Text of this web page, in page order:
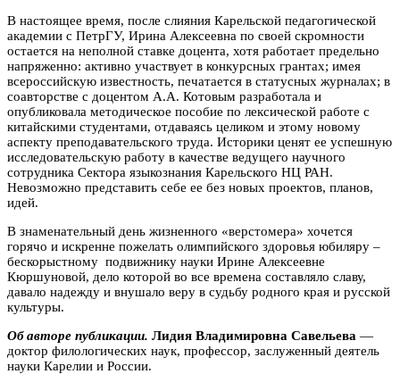
В настоящее время, после слияния Карельской педагогической
академии с ПетрГУ, Ирина Алексеевна по своей скромности
остается на неполной ставке доцента, хотя работает предельно
напряженно: активно участвует в конкурсных грантах; имея
всероссийскую известность, печатается в статусных журналах; в
соавторстве с доцентом А.А. Котовым разработала и
опубликовала методическое пособие по лексической работе с
китайскими студентами, отдаваясь целиком и этому новому
аспекту преподавательского труда. Историки ценят ее успешную
исследовательскую работу в качестве ведущего научного
сотрудника Сектора языкознания Карельского НЦ РАН.
Невозможно представить себе ее без новых проектов, планов,
идей.
В знаменательный день жизненного «верстомера» хочется
горячо и искренне пожелать олимпийского здоровья юбиляру –
бескорыстному подвижнику науки Ирине Алексеевне
Кюршуновой, дело которой во все времена составляло славу,
давало надежду и внушало веру в судьбу родного края и русской
культуры.
Об авторе публикации. Лидия Владимировна Савельева —
доктор филологических наук, профессор, заслуженный деятель
науки Карелии и России.